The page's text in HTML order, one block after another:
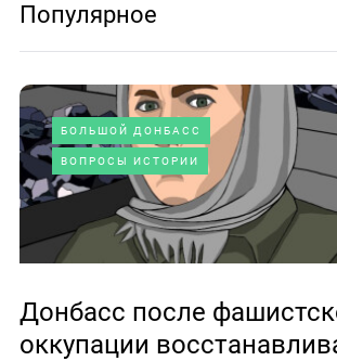
Популярное
БОЛЬШОЙ ДОНБАСС
ВОПРОСЫ ИСТОРИИ
Донбасс после
оккупации